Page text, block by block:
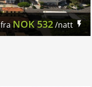
fraNOK 532/natt